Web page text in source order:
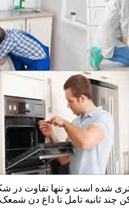
شده است و تنها تفاوت در
ثانیه تامل تا داغ دن شمعک